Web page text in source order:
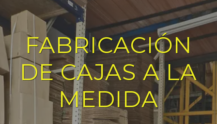
FABRICACIÓN
DE CAJAS A LA
MEDIDA